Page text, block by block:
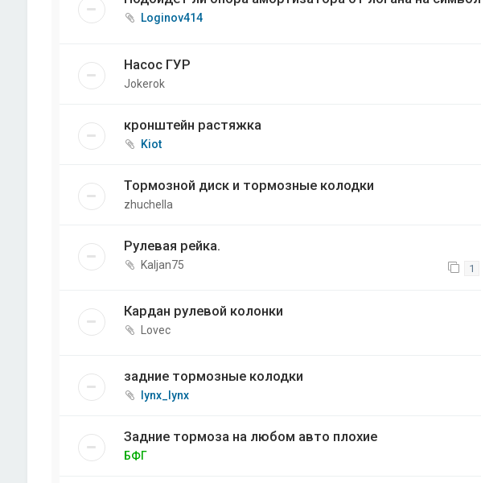
Loginov414
Насос ГУР
Jokerok
кронштейн растяжка
Kiot
Тормозной диск и тормозные колодки
zhuchella
Рулевая рейка.
Kaljan75 1
Кардан рулевой колонки
Lovec
задние тормозные колодки
lynx_lynx
Задние тормоза на любом авто плохие
БФГ